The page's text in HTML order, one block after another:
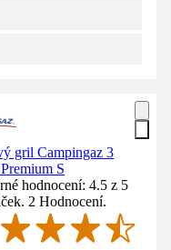
gril Campingaz 3
S
hodnocení: 4.5 z 5
2 Hodnocení.